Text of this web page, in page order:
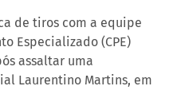
de tiros com a equipe
Especializado (CPE)
assaltar uma
Laurentino Martins, em